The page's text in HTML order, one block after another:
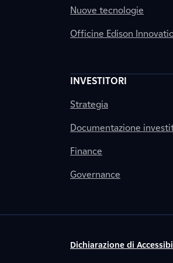
Nuove tecnologie
Officine Edison
INVESTITORI
Strategia
Documentazione
Finance
Governance
Dichiarazione di